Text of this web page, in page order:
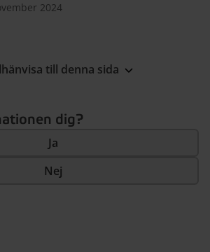
2024
till denna sida
dig?
Ja
Nej